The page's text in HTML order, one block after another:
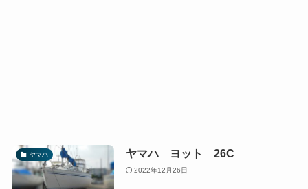
ヤマハ ヤマハ ヨット 26C
2022年12月26日